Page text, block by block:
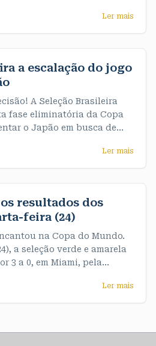
da competição de forma
do sub 16 fizeram uma
Ler mais
a escalação do jogo
A Seleção Brasileira
fase eliminatória da Copa
o Japão em busca de
A partir de agora,
quem vencer avança, e
Ler mais
os resultados dos
feira (24)
na Copa do Mundo.
a seleção verde e amarela
3 a 0, em Miami, pela
do Mundial, que era
com sete pontos. >>
Ler mais